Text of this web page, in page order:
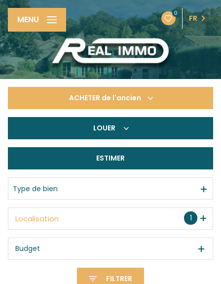
0
FR
MENU
ACHETER de l'ancien
De l'immo pro
LOUER
De l'immo pro
ESTIMER
Type de bien
1
Localisation
Budget
FILTRER